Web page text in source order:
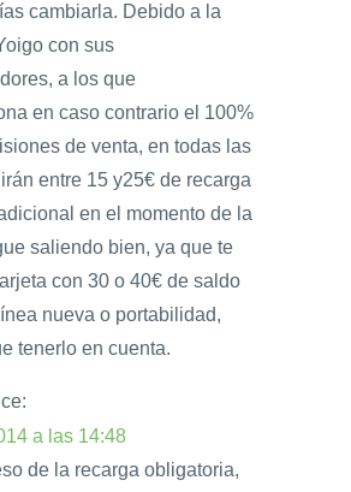
cambiarla. Debido a la
con sus
a los que
en caso contrario el 100%
de venta, en todas las
entre 15 y25€ de recarga
en el momento de la
saliendo bien, ya que te
con 30 o 40€ de saldo
nueva o portabilidad,
tenerlo en cuenta.
a las 14:48
de la recarga obligatoria,